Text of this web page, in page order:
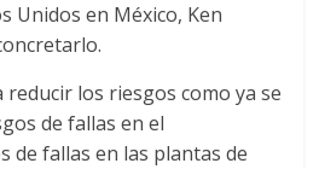
Unidos en México, Ken
reducir los riesgos como ya se
de fallas en el
de fallas en las plantas de